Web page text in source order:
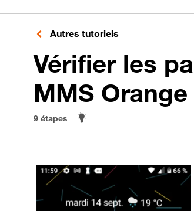
Autres tutoriels
Vérifier les
MMS Orange
9 étapes